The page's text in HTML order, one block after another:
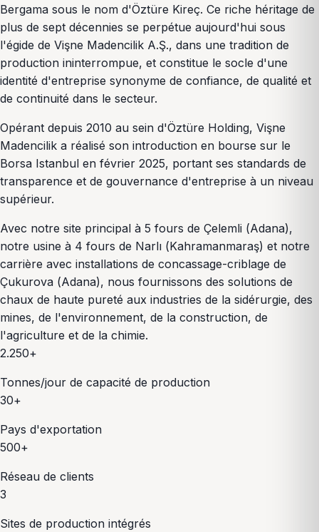
Bergama sous le nom d'Öztüre Kireç. Ce riche héritage de
plus de sept décennies se perpétue aujourd'hui sous
l'égide de Vişne Madencilik A.Ş., dans une tradition de
production ininterrompue, et constitue le socle d'une
identité d'entreprise synonyme de confiance, de qualité et
de continuité dans le secteur.
Opérant depuis 2010 au sein d'Öztüre Holding, Vişne
Madencilik a réalisé son introduction en bourse sur le
Borsa Istanbul en février 2025, portant ses standards de
transparence et de gouvernance d'entreprise à un niveau
supérieur.
Avec notre site principal à 5 fours de Çelemli (Adana),
notre usine à 4 fours de Narlı (Kahramanmaraş) et notre
carrière avec installations de concassage-criblage de
Çukurova (Adana), nous fournissons des solutions de
chaux de haute pureté aux industries de la sidérurgie, des
mines, de l'environnement, de la construction, de
l'agriculture et de la chimie.
2.250+
Tonnes/jour de capacité de production
30+
Pays d'exportation
500+
Réseau de clients
3
Sites de production intégrés